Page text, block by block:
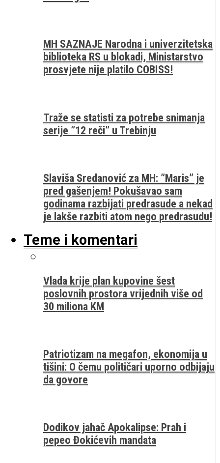
MH SAZNAJE Narodna i univerzitetska
biblioteka RS u blokadi, Ministarstvo
prosvjete nije platilo COBISS!
Traže se statisti za potrebe snimanja
serije ”12 reči” u Trebinju
Slaviša Sredanović za MH: ”Maris” je
pred gašenjem! Pokušavao sam
godinama razbijati predrasude a nekad
je lakše razbiti atom nego predrasudu!
Teme i komentari
Vlada krije plan kupovine šest
poslovnih prostora vrijednih više od
30 miliona KM
Patriotizam na megafon, ekonomija u
tišini: O čemu političari uporno odbijaju
da govore
Dodikov jahač Apokalipse: Prah i
pepeo Đokićevih mandata